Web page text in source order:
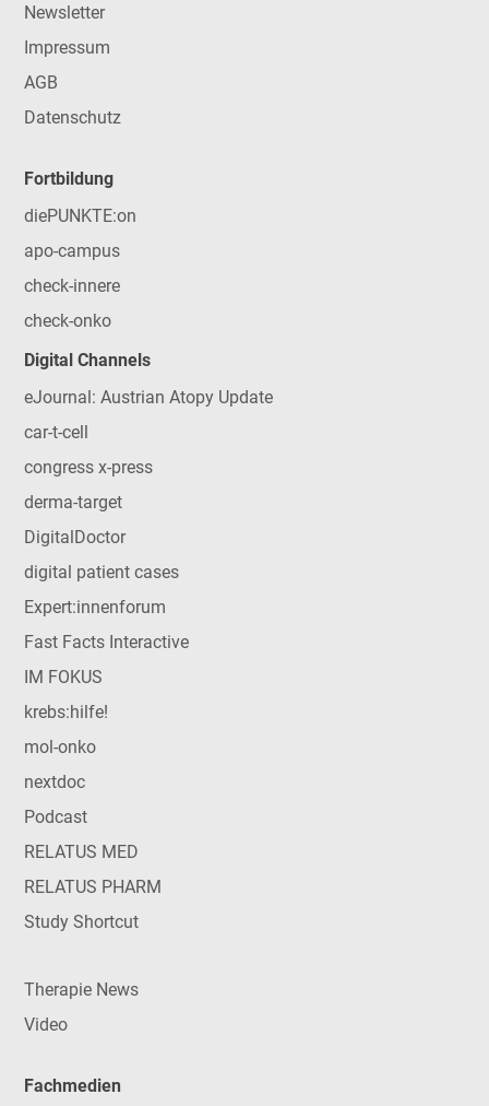
Newsletter
Impressum
AGB
Datenschutz
Fortbildung
diePUNKTE:on
apo-campus
check-innere
check-onko
Digital Channels
eJournal: Austrian Atopy Update
car-t-cell
congress x-press
derma-target
DigitalDoctor
digital patient cases
Expert:innenforum
Fast Facts Interactive
IM FOKUS
krebs:hilfe!
mol-onko
nextdoc
Podcast
RELATUS MED
RELATUS PHARM
Study Shortcut
Therapie News
Video
Fachmedien